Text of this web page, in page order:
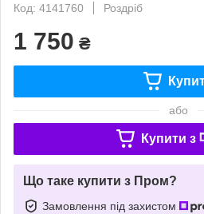
Код: 4141760
Роздріб
1 750 ₴
або
Купити з
Що таке купити з Пром?
Замовлення під захистом